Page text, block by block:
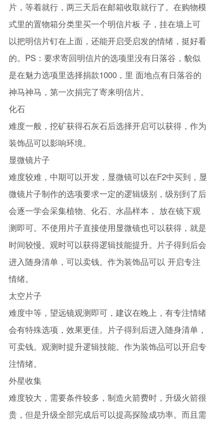
片，等着就行，两三天后在邮箱收取就行了。在购物模
式里的置物箱分类里买一个明信片板 子，挂在墙上可
以把明信片钉在上面，还能开启受启发的情绪，挺好看
的。PS：要求寄回明信片的选项里没有日落谷，貌似
是在魅力选项里选择捐款1000，里 面地点有日落谷的
神马神马，第一次捐完了寄来明信片。
化石
难度一般，挖矿获得石灰石后选择开启可以获得，作为
装饰品可以影响环境。
显微镜片子
难度较难，中期可以开发，显微镜可以在F2中买到，显
微镜片子制作的选项要求一定的逻辑级别，级别到了后
会逐一学会采集植物、化石、水晶样本， 放在镜下观
测即可。不使用片子直接使用显微镜也可以获得，就是
时间较慢。观时可以获得逻辑技能提升。片子得到后会
进入随身清单，可以卖钱。作为装饰品可以 开启专注
情绪。
太空片子
难度中等，望远镜观测即可，建议在晚上，有专注情绪
会有特殊选项，效果更佳。片子得到后进入随身清单，
可卖钱。观测时提升逻辑技能。作为装饰品可以开启专
注情绪。
外星收集
难度较大，需要条件较多，制造火箭费时，升级火箭很
贵，但是升级全部完成后可以提高探险成功率。而且需